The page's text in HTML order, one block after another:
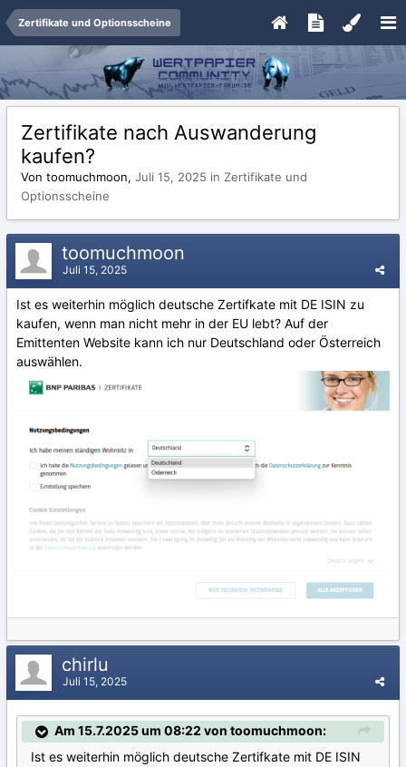
Zertifikate und Optionsscheine
Zertifikate nach Auswanderung
kaufen?
Von toomuchmoon, Juli 15, 2025 in Zertifikate und
Optionsscheine
toomuchmoon
Juli 15, 2025
Ist es weiterhin möglich deutsche Zertifkate mit DE ISIN zu
kaufen, wenn man nicht mehr in der EU lebt? Auf der
Emittenten Website kann ich nur Deutschland oder Österreich
auswählen.
chirlu
Juli 15, 2025
Am 15.7.2025 um 08:22 von toomuchmoon:
Ist es weiterhin möglich deutsche Zertifkate mit DE ISIN